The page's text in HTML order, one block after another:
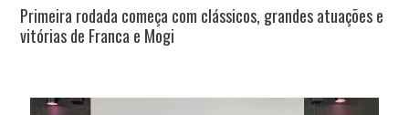
Primeira rodada começa com clássicos, grandes atuações e
vitórias de Franca e Mogi